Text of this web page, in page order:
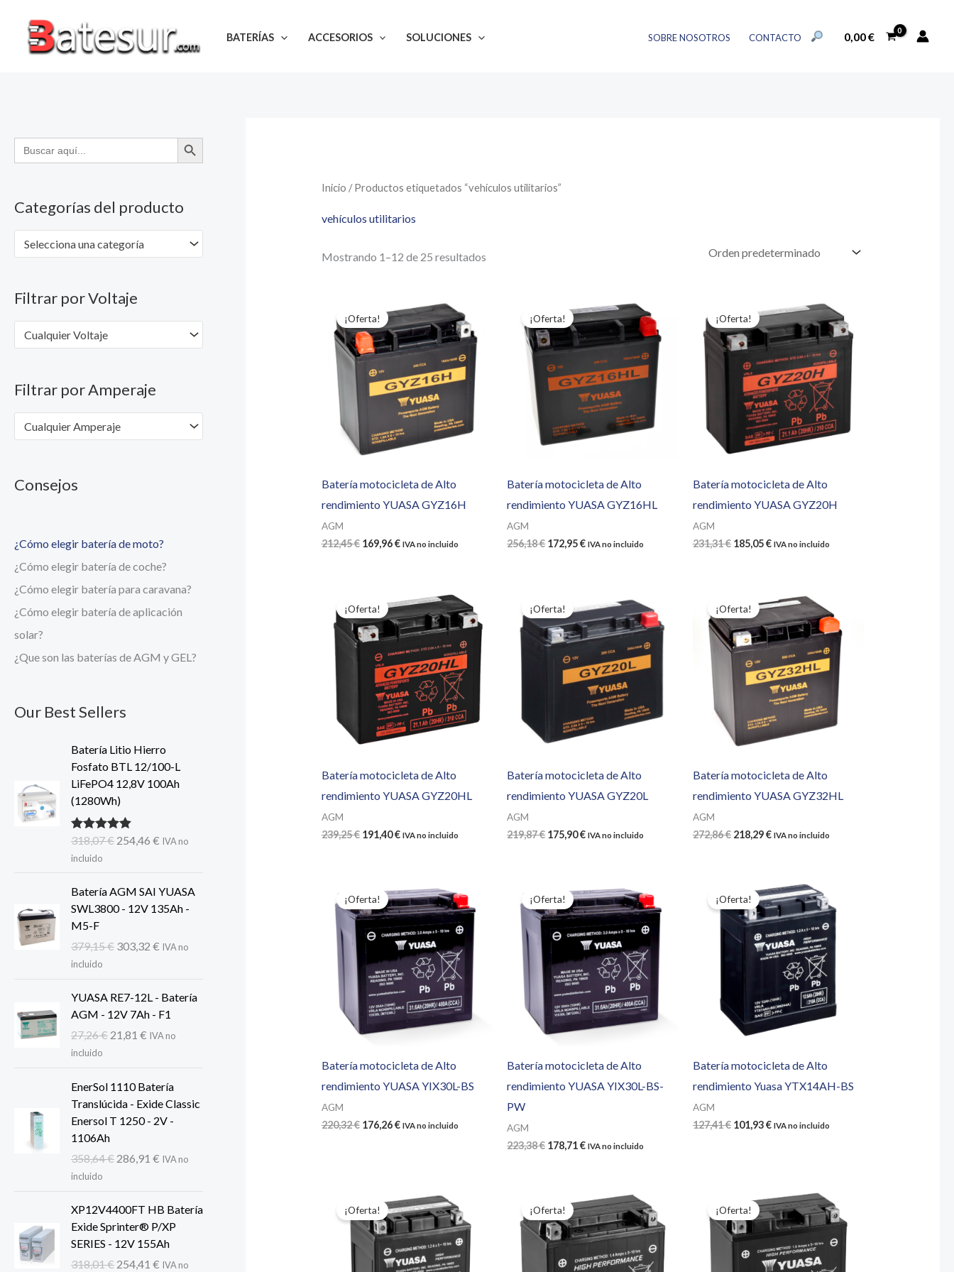
contenido
BATERÍAS ACCESORIOS SOLUCIONES SOBRE NOSOTROS CONTACTO BUSCAR:
0,00€
Buscar: BOTÓN DE BÚSQUEDA
Categorías del producto
Selecciona una categoría
Filtrar por Voltaje
Cualquier Voltaje
Filtrar por Amperaje
Cualquier Amperaje
Consejos
¿Cómo elegir batería de moto?
¿Cómo elegir batería de coche?
¿Cómo elegir batería para caravana?
¿Cómo elegir batería de aplicación
solar?
¿Que son las baterías de AGM y GEL?
Our Best Sellers
Batería Litio Hierro
Fosfato BTL 12/100-L
LiFePO4 12,8V 100Ah
(1280Wh)
Valorado con
318,07€ El
era:
318,07 €.
254,46 € El
es:
254,46 €.
IVA no
incluido
Batería AGM SAI YUASA
SWL3800 - 12V 135Ah -
M5-F
379,15€ El
era:
379,15 €.
303,32 € El
es:
303,32 €.
IVA no
incluido
YUASA RE7-12L - Batería
AGM - 12V 7Ah - F1
27,26€ El
era:
27,26 €.
21,81 € El
es:
21,81 €.
IVA no
incluido
EnerSol 1110 Batería
Translúcida - Exide Classic
Enersol T 1250 - 2V -
1106Ah
358,64€ El
era:
358,64 €.
286,91 € El
es:
286,91 €.
IVA no
incluido
XP12V4400FT HB Batería
Exide Sprinter® P/XP
SERIES - 12V 155Ah
318,01€ El
254,41 € El
IVA no
Inicio / Productos etiquetados “vehículos utilitarios”
vehículos utilitarios
Mostrando 1–12 de 25 resultados
¡Oferta!
Batería motocicleta de Alto
rendimiento YUASA GYZ16H
AGM
212,45€ El
169,96€El
169,96 €.
IVA no incluido
¡Oferta!
Batería motocicleta de Alto
rendimiento YUASA GYZ16HL
AGM
256,18€ El
172,95€ElIVA no incluido
¡Oferta!
Batería motocicleta de Alto
rendimiento YUASA GYZ20H
AGM
231,31€ El
185,05€El
185,05 €.
IVA no incluido
¡Oferta!
Batería motocicleta de Alto
rendimiento YUASA GYZ20HL
AGM
239,25€ El
191,40€ElIVA no incluido
¡Oferta!
Batería motocicleta de Alto
rendimiento YUASA GYZ20L
AGM
219,87€ El
175,90€ElIVA no incluido
¡Oferta!
Batería motocicleta de Alto
rendimiento YUASA GYZ32HL
AGM
272,86€ El
218,29€El
218,29 €.
IVA no incluido
¡Oferta!
Batería motocicleta de Alto
rendimiento YUASA YIX30L-BS
AGM
220,32€ El
176,26€ElIVA no incluido
¡Oferta!
Batería motocicleta de Alto
rendimiento YUASA YIX30L-BS-
PW
AGM
223,38€ El
178,71€El
178,71 €.
IVA no incluido
¡Oferta!
Batería motocicleta de Alto
rendimiento Yuasa YTX14AH-BS
AGM
127,41€ El
101,93€ElIVA no incluido
¡Oferta! ¡Oferta! ¡Oferta!